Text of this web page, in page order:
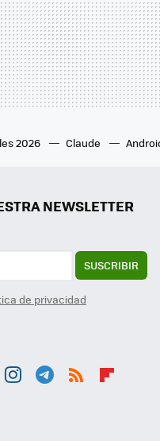
2026 Claude
NEWSLETTER
SUSCRIBIR
de privacidad